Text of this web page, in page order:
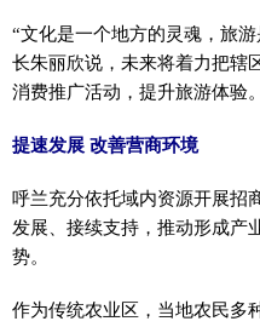
“文化是一个地方的灵魂，旅
长朱丽欣说，未来将着力把辖
消费推广活动，提升旅游体验。
提速发展 改善营商环境
呼兰充分依托域内资源开展招
发展、接续支持，推动形成产
势。
作为传统农业区，当地农民多